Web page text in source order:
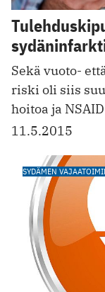
Sekä vuoto-
riski oli siis
hoitoa ja
11.5.2015
SYDÄMEN